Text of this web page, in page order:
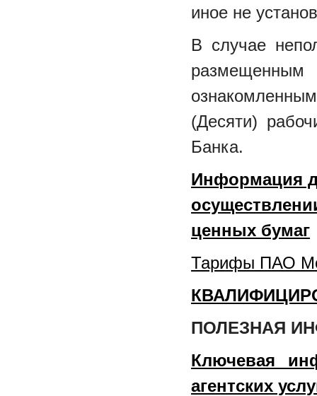
иное не
В случае
(Десяти)
Банка.
Информация
ценных бумаг
Тарифы ПАО
ПОЛЕЗНАЯ
Ключевая
агентских